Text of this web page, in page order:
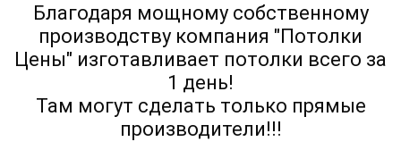
Благодаря мощному собственному
производству компания "Потолки
Цены" изготавливает потолки всего за
1 день!
Там могут сделать только прямые
производители!!!